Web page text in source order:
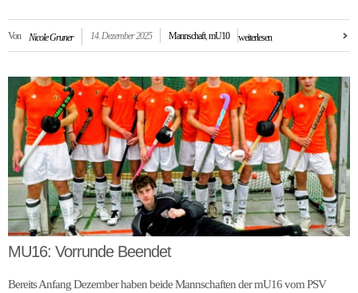
Von Nicole Gruner 14. Dezember 2025 Mannschaft,mU10 weiterlesen
MU16: Vorrunde Beendet
Bereits Anfang Dezember haben beide Mannschaften der mU16 vom PSV